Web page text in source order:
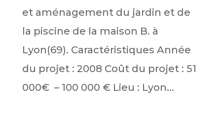
et aménagement du jardin et de
la piscine de la maison B. à
Lyon(69). Caractéristiques Année
du projet : 2008 Coût du projet : 51
000€ – 100 000 € Lieu : Lyon...